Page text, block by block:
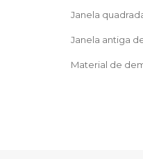
Janela
Janela antiga
Material de